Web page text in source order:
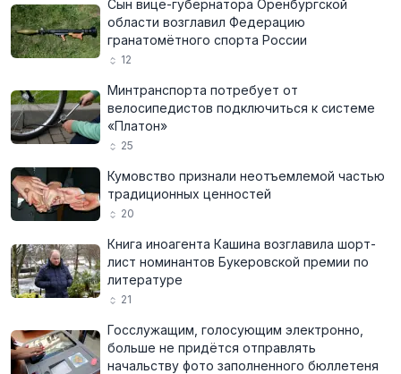
Сын вице-губернатора Оренбургской
области возглавил Федерацию
гранатомётного спорта России
12
Минтранспорта потребует от
велосипедистов подключиться к системе
«Платон»
25
Кумовство признали неотъемлемой частью
традиционных ценностей
20
Книга иноагента Кашина возглавила шорт-
лист номинантов Букеровской премии по
литературе
21
Госслужащим, голосующим электронно,
больше не придётся отправлять
начальству фото заполненного бюллетеня